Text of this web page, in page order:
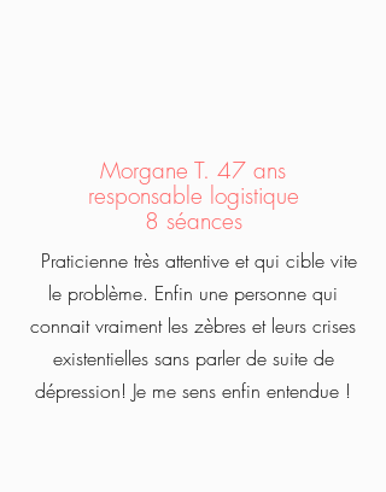
Morgane T. 47 ans
responsable logistique
8 séances
Praticienne très attentive et qui cible vite
le problème. Enfin une personne qui
connait vraiment les zèbres et leurs crises
existentielles sans parler de suite de
dépression! Je me sens enfin entendue !